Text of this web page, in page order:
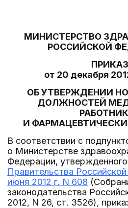
МИНИСТЕРСТВО
РОССИЙСКОЙ
ПРИКАЗ
от 20 декабря
ОБ УТВЕРЖДЕНИИ
ДОЛЖНОСТЕЙ
И
В соответствии с
о Министерстве
Федерации, утвержденного
Правительства
июня 2012 г. N 608
законодательства
2012, N 26, ст. 3526),